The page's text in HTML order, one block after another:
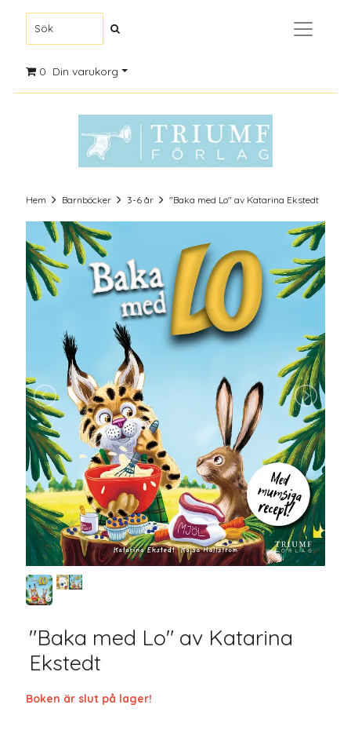
0 Din varukorg
Hem Barnböcker 3-6 år "Baka med Lo" av Katarina Ekstedt
"Baka med Lo" av Katarina
Ekstedt
Boken är slut på lager!